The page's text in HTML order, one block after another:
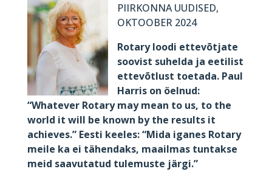
PIIRKONNA UUDISED,
OKTOOBER 2024
Rotary loodi ettevõtjate
soovist suhelda ja eetilist
ettevõtlust toetada. Paul
Harris on öelnud:
“Whatever Rotary may mean to us, to the
world it will be known by the results it
achieves.” Eesti keeles: “Mida iganes Rotary
meile ka ei tähendaks, maailmas tuntakse
meid saavutatud tulemuste järgi.”